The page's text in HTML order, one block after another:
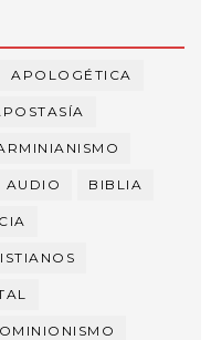
APOLOGÉTICA
AUDIO BIBLIA